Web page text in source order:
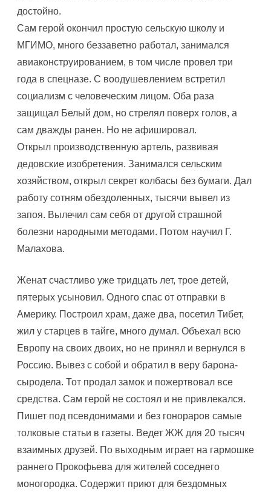
достойно.
Сам герой окончил простую сельскую школу и
МГИМО, много беззаветно работал, занимался
авиаконструированием, в том числе провел три
года в спецназе. С воодушевлением встретил
социализм с человеческим лицом. Оба раза
защищал Белый дом, но стрелял поверх голов, а
сам дважды ранен. Но не афишировал.
Открыл производственную артель, развивая
дедовские изобретения. Занимался сельским
хозяйством, открыл секрет колбасы без бумаги. Дал
работу сотням обездоленных, тысячи вывел из
запоя. Вылечил сам себя от другой страшной
болезни народными методами. Потом научил Г.
Малахова.
Женат счастливо уже тридцать лет, трое детей,
пятерых усыновил. Одного спас от отправки в
Америку. Построил храм, даже два, посетил Тибет,
жил у старцев в тайге, много думал. Объехал всю
Европу на своих двоих, но не принял и вернулся в
Россию. Вывез с собой и обратил в веру барона-
сыродела. Тот продал замок и пожертвовал все
средства. Сам герой не состоял и не привлекался.
Пишет под псевдонимами и без гонораров самые
толковые статьи в газеты. Ведет ЖЖ для 20 тысяч
взаимных друзей. По выходным играет на гармошке
раннего Прокофьева для жителей соседнего
моногородка. Содержит приют для бездомных